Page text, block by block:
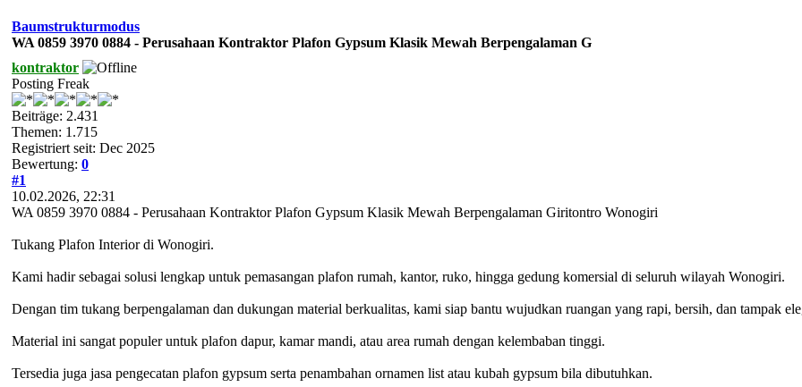
Baumstrukturmodus
WA 0859 3970 0884 - Perusahaan Kontraktor Plafon Gypsum Klasik Mewah Berpengalaman G
kontraktor
Posting Freak
Beiträge: 2.431
Themen: 1.715
Registriert seit: Dec 2025
Bewertung: 0
#1
10.02.2026, 22:31
WA 0859 3970 0884 - Perusahaan Kontraktor Plafon Gypsum Klasik Mewah Berpengalaman Giritontro Wonogiri
Tukang Plafon Interior di Wonogiri.
Kami hadir sebagai solusi lengkap untuk pemasangan plafon rumah, kantor, ruko, hingga gedung komersial di seluruh wilayah Wonogiri.
Dengan tim tukang berpengalaman dan dukungan material berkualitas, kami siap bantu wujudkan ruangan yang rapi, bersih, dan tampak
Material ini sangat populer untuk plafon dapur, kamar mandi, atau area rumah dengan kelembaban tinggi.
Tersedia juga jasa pengecatan plafon gypsum serta penambahan ornamen list atau kubah gypsum bila dibutuhkan.